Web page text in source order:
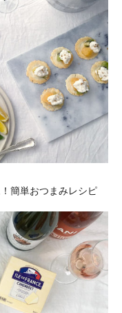
簡単おつまみレシピ